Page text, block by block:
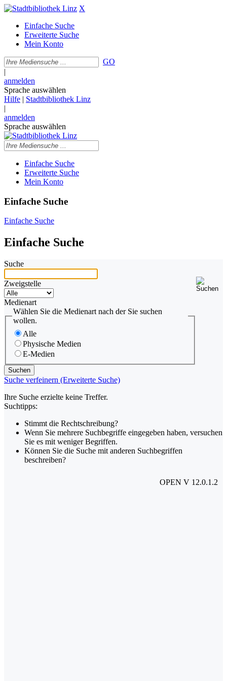
X
Einfache Suche
Erweiterte Suche
Mein Konto
GO
|
anmelden
Sprache auswählen
Hilfe | Stadtbibliothek Linz
|
anmelden
Sprache auswählen
Einfache Suche
Erweiterte Suche
Mein Konto
Einfache Suche
Einfache Suche
Einfache Suche
Suche
Zweigstelle
Medienart
Wählen Sie die Medienart nach der Sie suchen
wollen.
Alle
Physische Medien
E-Medien
Suche verfeinern (Erweiterte Suche)
Ihre Suche erzielte keine Treffer.
Suchtipps:
Stimmt die Rechtschreibung?
Wenn Sie mehrere Suchbegriffe eingegeben haben, versuchen
Sie es mit weniger Begriffen.
Können Sie die Suche mit anderen Suchbegriffen
beschreiben?
OPEN V 12.0.1.2